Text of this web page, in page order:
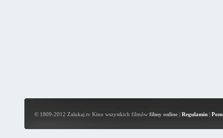
© 1809-2012 Zalukaj.tv Kino wszystkich filmów filmy online| Regulamin|